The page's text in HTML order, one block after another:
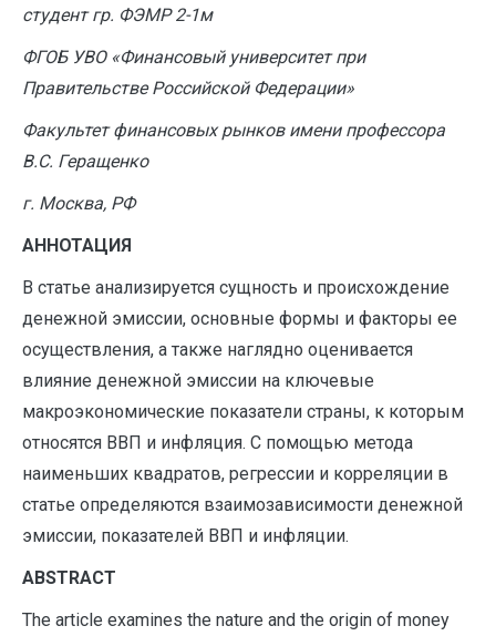
студент гр. ФЭМР 2-1м
ФГОБ УВО «Финансовый университет при
Правительстве Российской Федерации»
Факультет финансовых рынков имени профессора
В.С. Геращенко
г. Москва, РФ
АННОТАЦИЯ
В статье анализируется сущность и происхождение
денежной эмиссии, основные формы и факторы ее
осуществления, а также наглядно оценивается
влияние денежной эмиссии на ключевые
макроэкономические показатели страны, к которым
относятся ВВП и инфляция. С помощью метода
наименьших квадратов, регрессии и корреляции в
статье определяются взаимозависимости денежной
эмиссии, показателей ВВП и инфляции.
ABSTRACT
The article examines the nature and the origin of money